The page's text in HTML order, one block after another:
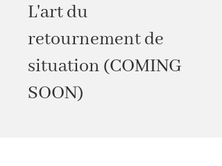
L'art du
retournement de
situation (COMING
SOON)